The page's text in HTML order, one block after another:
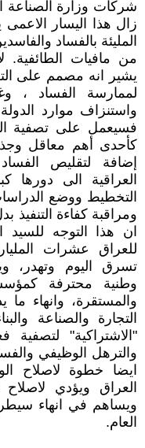
شركات وزارة الصناعة
زال هذا اليسار
المليئة بالفساد
من مافيات
يشير انه مصمم على
لممارسة الفساد ،
واستنزاف موارد
فسيعمل على تصفية
كأحدى أهم معاقل
إضافة لتقليص
العراقية الى دورها
التخطيط ووضع
ومراقبة كفاءة التنفيذ
ان هذا التوجه
للعراق عشرات
تسرق اليوم وتهدر،
وطنية محترفة
والمستقرة، وانهاء
التجارة والصناعة
"الاشتراكية"
والترهل الوظيفي
ايضا خطوة لاصلاح
العراق ويؤدي
ويساهم في انهاء
العام.